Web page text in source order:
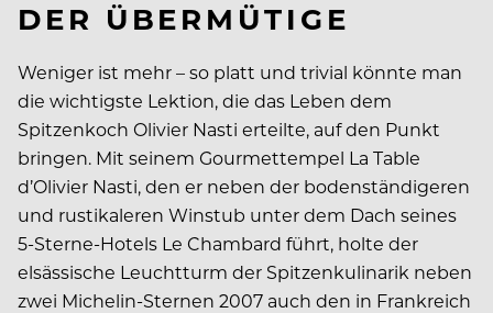
DER ÜBERMÜTIGE
Weniger ist mehr – so platt und trivial könnte man
die wichtigste Lektion, die das Leben dem
Spitzenkoch Olivier Nasti erteilte, auf den Punkt
bringen. Mit seinem Gourmettempel La Table
d’Olivier Nasti, den er neben der bodenständigeren
und rustikaleren Winstub unter dem Dach seines
5-Sterne-Hotels Le Chambard führt, holte der
elsässische Leuchtturm der Spitzenkulinarik neben
zwei Michelin-Sternen 2007 auch den in Frankreich